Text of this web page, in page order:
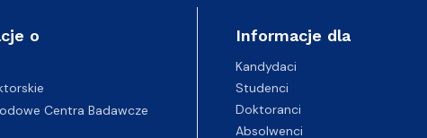
o
Centra Badawcze
Informacje dla
Kandydaci
Studenci
Doktoranci
Absolwenci